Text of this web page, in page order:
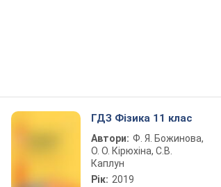
ГДЗ Фізика 11 клас
Автори: Ф. Я. Божинова,
О. О. Кірюхіна, С.В.
Каплун
Рік: 2019